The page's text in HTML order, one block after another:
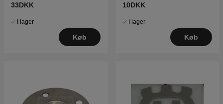
33DKK
I lager
Køb
10DKK
I lager
Køb